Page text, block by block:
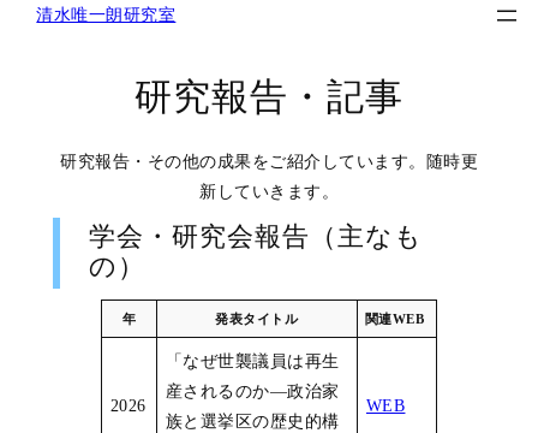
清水唯一朗研究室
研究報告・記事
研究報告・その他の成果をご紹介しています。随時更
新していきます。
学会・研究会報告（主なも
の）
年 発表タイトル 関連WEB
2026
「なぜ世襲議員は再生
産されるのか―政治家
族と選挙区の歴史的構
WEB